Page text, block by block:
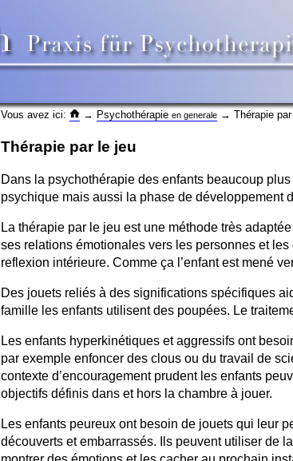
Vous avez ici: → Psychothérapie en generale→ Thérapie par
Thérapie par le jeu
Dans la psychothérapie des enfants beaucoup
psychique mais aussi la phase de développement
La thérapie par le jeu est une méthode très
ses relations émotionales vers les personnes et
reflexion intérieure. Comme ça l’enfant est mené
Des jouets reliés à des significations spécifiques
famille les enfants utilisent des poupées. Le
Les enfants hyperkinétiques et aggressifs ont
par exemple enfoncer des clous ou du travail de
contexte d’encouragement prudent les enfants
objectifs définis dans et hors la chambre à jouer.
Les enfants peureux ont besoin de jouets qui leur
découverts et embarrassés. Ils peuvent utiliser de